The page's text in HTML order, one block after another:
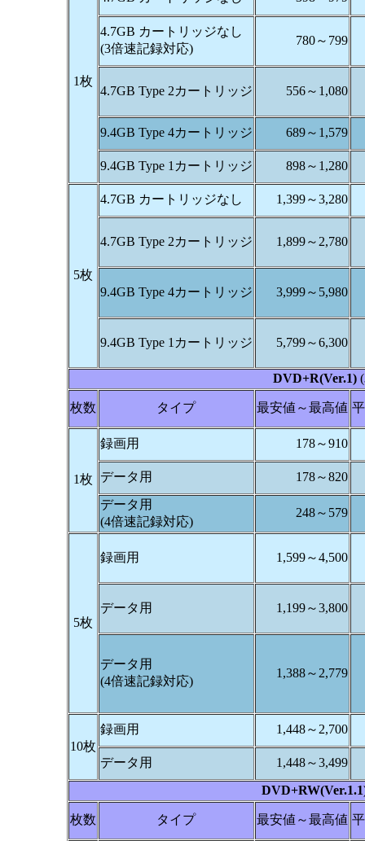
1枚
4.7GB カートリッジなし
(3倍速記録対応)
780～799
4.7GB Type 2カートリッジ 556～1,080
9.4GB Type 4カートリッジ 689～1,579
9.4GB Type 1カートリッジ 898～1,280
5枚
4.7GB カートリッジなし 1,399～3,280
4.7GB Type 2カートリッジ 1,899～2,780
9.4GB Type 4カートリッジ 3,999～5,980
9.4GB Type 1カートリッジ 5,799～6,300
DVD+R(Ver.1)
枚数 タイプ 最安値～最高値
1枚
録画用 178～910
データ用
178～820
データ用
(4倍速記録対応)
248～579
5枚
録画用 1,599～4,500
データ用 1,199～3,800
データ用
(4倍速記録対応)
1,388～2,779
10枚
録画用 1,448～2,700
データ用
1,448～3,499
枚数 タイプ 最安値～最高値